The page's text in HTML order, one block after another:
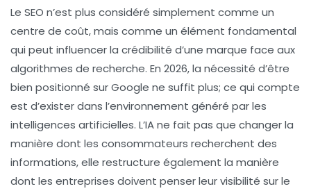
Le SEO n’est plus considéré simplement comme un
centre de coût, mais comme un élément fondamental
qui peut influencer la crédibilité d’une marque face aux
algorithmes de recherche. En 2026, la nécessité d’être
bien positionné sur Google ne suffit plus; ce qui compte
est d’exister dans l’environnement généré par les
intelligences artificielles. L’IA ne fait pas que changer la
manière dont les consommateurs recherchent des
informations, elle restructure également la manière
dont les entreprises doivent penser leur visibilité sur le